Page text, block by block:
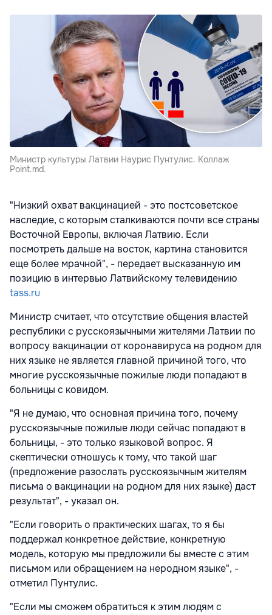
Министр культуры Латвии Наурис Пунтулис. Коллаж
Point.md.
"Низкий охват вакцинацией - это постсоветское
наследие, с которым сталкиваются почти все страны
Восточной Европы, включая Латвию. Если
посмотреть дальше на восток, картина становится
еще более мрачной", - передает высказанную им
позицию в интервью Латвийскому телевидению
tass.ru
Министр считает, что отсутствие общения властей
республики с русскоязычными жителями Латвии по
вопросу вакцинации от коронавируса на родном для
них языке не является главной причиной того, что
многие русскоязычные пожилые люди попадают в
больницы с ковидом.
"Я не думаю, что основная причина того, почему
русскоязычные пожилые люди сейчас попадают в
больницы, - это только языковой вопрос. Я
скептически отношусь к тому, что такой шаг
(предложение разослать русскоязычным жителям
письма о вакцинации на родном для них языке) даст
результат", - указал он.
"Если говорить о практических шагах, то я бы
поддержал конкретное действие, конкретную
модель, которую мы предложили бы вместе с этим
письмом или обращением на неродном языке", -
отметил Пунтулис.
"Если мы сможем обратиться к этим людям с